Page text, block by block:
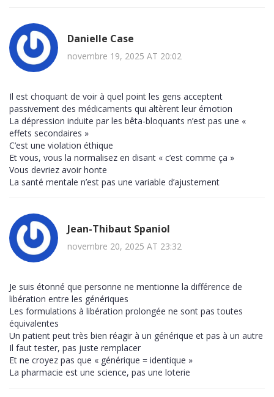
Danielle Case
novembre 19, 2025 AT 20:02
Il est choquant de voir à quel point les gens acceptent
passivement des médicaments qui altèrent leur émotion
La dépression induite par les bêta-bloquants n’est pas une «
effets secondaires »
C’est une violation éthique
Et vous, vous la normalisez en disant « c’est comme ça »
Vous devriez avoir honte
La santé mentale n’est pas une variable d’ajustement
Jean-Thibaut Spaniol
novembre 20, 2025 AT 23:32
Je suis étonné que personne ne mentionne la différence de
libération entre les génériques
Les formulations à libération prolongée ne sont pas toutes
équivalentes
Un patient peut très bien réagir à un générique et pas à un autre
Il faut tester, pas juste remplacer
Et ne croyez pas que « générique = identique »
La pharmacie est une science, pas une loterie